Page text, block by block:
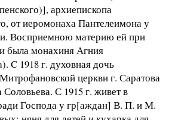
архиепископа
от иеромонаха Пантелеимона у
Восприемною материю ей при
была монахиня Агния
C 1918 г. духовная дочь
церкви г. Саратова
Соловьева. С 1915 г. живет в
Господа у гр[аждан] В. П. и М.